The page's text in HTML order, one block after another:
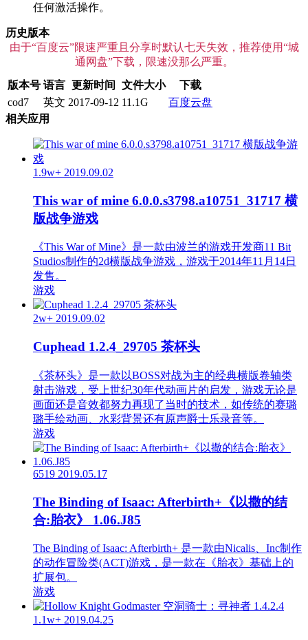
任何激活操作。
历史版本
由于“百度云”限速严重且分享时默认七天失效，推荐使用“城
通网盘”下载，限速没那么严重。
版本号 语言 更新时间 文件大小
下载
cod7
英文 2017-09-12 11.1G
百度云盘
相关应用
1.9w+ 2019.09.02
This war of mine 6.0.0.s3798.a10751_31717 横
版战争游戏
《This War of Mine》是一款由波兰的游戏开发商11 Bit
Studios制作的2d横版战争游戏，游戏于2014年11月14日
发售。
游戏
2w+ 2019.09.02
Cuphead 1.2.4_29705 茶杯头
《茶杯头》是一款以BOSS对战为主的经典横版卷轴类
射击游戏，受上世纪30年代动画片的启发，游戏无论是
画面还是音效都努力再现了当时的技术，如传统的赛璐
璐手绘动画、水彩背景还有原声爵士乐录音等。
游戏
6519 2019.05.17
The Binding of Isaac: Afterbirth+《以撒的结
合:胎衣》 1.06.J85
The Binding of Isaac: Afterbirth+ 是一款由Nicalis、Inc制作
的动作冒险类(ACT)游戏，是一款在《胎衣》基础上的
扩展包。
游戏
1.1w+ 2019.04.25